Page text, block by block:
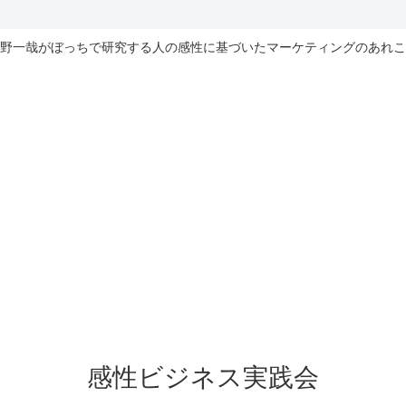
一哉がぼっちで研究する人の感性に基づいたマーケティングのあれ
感性ビジネス実践会